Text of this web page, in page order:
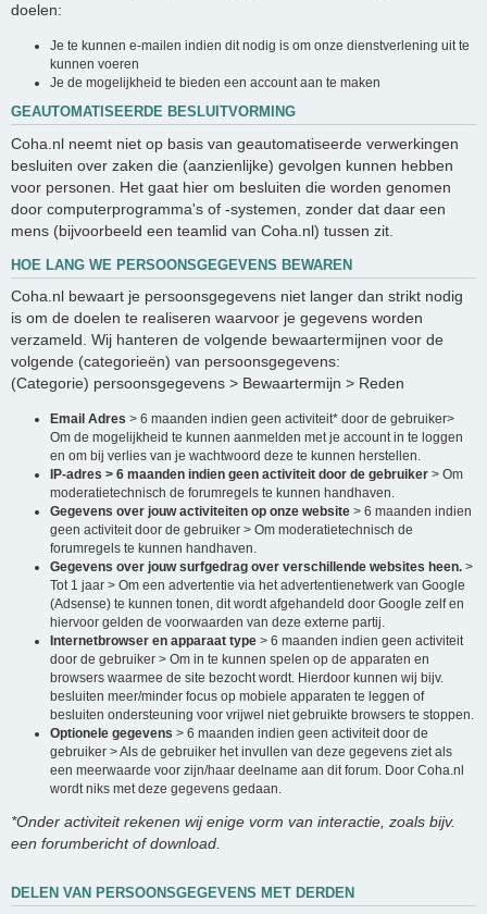
doelen:
Je te kunnen e-mailen indien dit nodig is om onze dienstverlening uit te
kunnen voeren
Je de mogelijkheid te bieden een account aan te maken
GEAUTOMATISEERDE BESLUITVORMING
Coha.nl neemt niet op basis van geautomatiseerde verwerkingen
besluiten over zaken die (aanzienlijke) gevolgen kunnen hebben
voor personen. Het gaat hier om besluiten die worden genomen
door computerprogramma's of -systemen, zonder dat daar een
mens (bijvoorbeeld een teamlid van Coha.nl) tussen zit.
HOE LANG WE PERSOONSGEGEVENS BEWAREN
Coha.nl bewaart je persoonsgegevens niet langer dan strikt nodig
is om de doelen te realiseren waarvoor je gegevens worden
verzameld. Wij hanteren de volgende bewaartermijnen voor de
volgende (categorieën) van persoonsgegevens:
(Categorie) persoonsgegevens > Bewaartermijn > Reden
Email Adres > 6 maanden indien geen activiteit* door de gebruiker>
Om de mogelijkheid te kunnen aanmelden met je account in te loggen
en om bij verlies van je wachtwoord deze te kunnen herstellen.
IP-adres > 6 maanden indien geen activiteit door de gebruiker > Om
moderatietechnisch de forumregels te kunnen handhaven.
Gegevens over jouw activiteiten op onze website > 6 maanden indien
geen activiteit door de gebruiker > Om moderatietechnisch de
forumregels te kunnen handhaven.
Gegevens over jouw surfgedrag over verschillende websites heen. >
Tot 1 jaar > Om een advertentie via het advertentienetwerk van Google
(Adsense) te kunnen tonen, dit wordt afgehandeld door Google zelf en
hiervoor gelden de voorwaarden van deze externe partij.
Internetbrowser en apparaat type > 6 maanden indien geen activiteit
door de gebruiker > Om in te kunnen spelen op de apparaten en
browsers waarmee de site bezocht wordt. Hierdoor kunnen wij bijv.
besluiten meer/minder focus op mobiele apparaten te leggen of
besluiten ondersteuning voor vrijwel niet gebruikte browsers te stoppen.
Optionele gegevens > 6 maanden indien geen activiteit door de
gebruiker > Als de gebruiker het invullen van deze gegevens ziet als
een meerwaarde voor zijn/haar deelname aan dit forum. Door Coha.nl
wordt niks met deze gegevens gedaan.
*Onder activiteit rekenen wij enige vorm van interactie, zoals bijv.
een forumbericht of download.
DELEN VAN PERSOONSGEGEVENS MET DERDEN